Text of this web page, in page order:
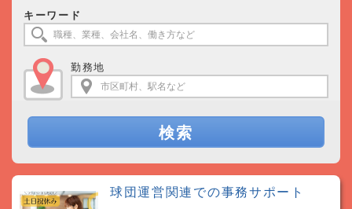
キーワード
勤務地
検索
球団運営関連での事務サポート